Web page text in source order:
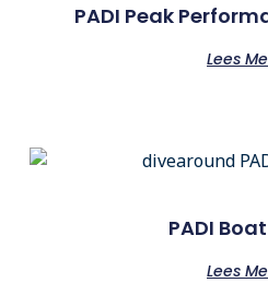
PADI Peak
Lees
PADI
Lees